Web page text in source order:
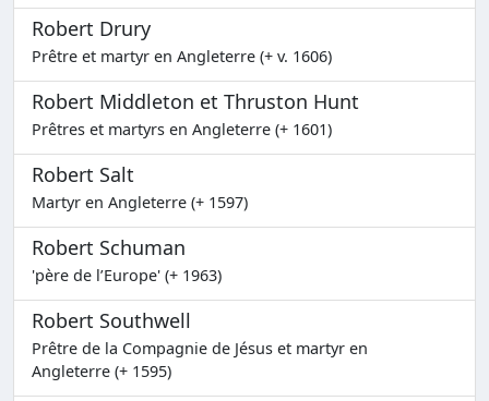
Robert Drury
Prêtre et martyr en Angleterre (+ v. 1606)
Robert Middleton et Thruston Hunt
Prêtres et martyrs en Angleterre (+ 1601)
Robert Salt
Martyr en Angleterre (+ 1597)
Robert Schuman
'père de l’Europe' (+ 1963)
Robert Southwell
Prêtre de la Compagnie de Jésus et martyr en
Angleterre (+ 1595)